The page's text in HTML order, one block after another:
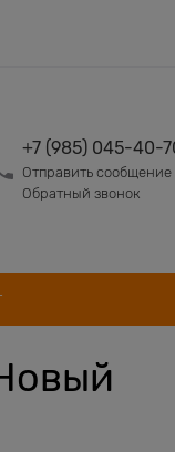
+7 (985) 045-40-
Отправить сообщение
Обратный звонок